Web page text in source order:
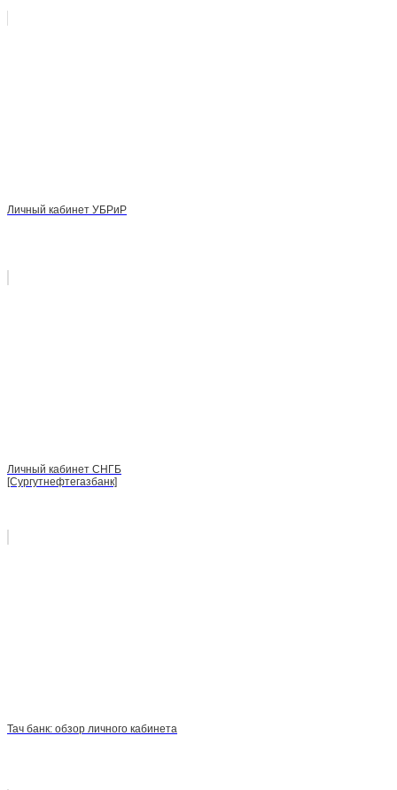
Личный кабинет УБРиР
Личный кабинет СНГБ
[Сургутнефтегазбанк]
Тач банк: обзор личного кабинета